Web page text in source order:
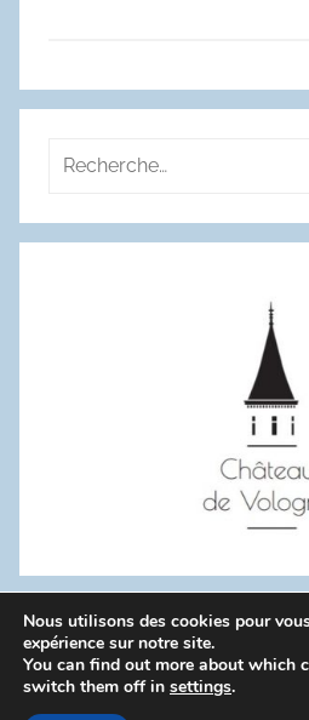
Recherche
:
WordPress Theme:
Nous utilisons des cookies pour
expérience sur notre site.
You can find out more about which
switch them off in settings.